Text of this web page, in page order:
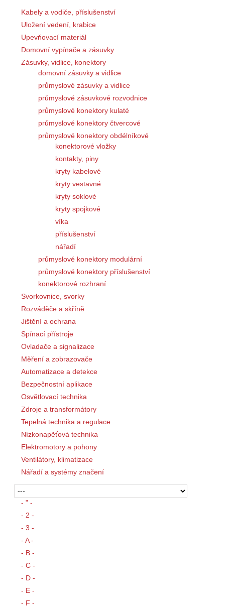
Kabely a vodiče, příslušenství
Uložení vedení, krabice
Upevňovací materiál
Domovní vypínače a zásuvky
Zásuvky, vidlice, konektory
domovní zásuvky a vidlice
průmyslové zásuvky a vidlice
průmyslové zásuvkové rozvodnice
průmyslové konektory kulaté
průmyslové konektory čtvercové
průmyslové konektory obdélníkové
konektorové vložky
kontakty, piny
kryty kabelové
kryty vestavné
kryty soklové
kryty spojkové
víka
příslušenství
nářadí
průmyslové konektory modulární
průmyslové konektory příslušenství
konektorové rozhraní
Svorkovnice, svorky
Rozváděče a skříně
Jištění a ochrana
Spínací přístroje
Ovladače a signalizace
Měření a zobrazovače
Automatizace a detekce
Bezpečnostní aplikace
Osvětlovací technika
Zdroje a transformátory
Tepelná technika a regulace
Nízkonapěťová technika
Elektromotory a pohony
Ventilátory, klimatizace
Nářadí a systémy značení
- " -
- 2 -
- 3 -
- A -
- B -
- C -
- D -
- E -
- F -